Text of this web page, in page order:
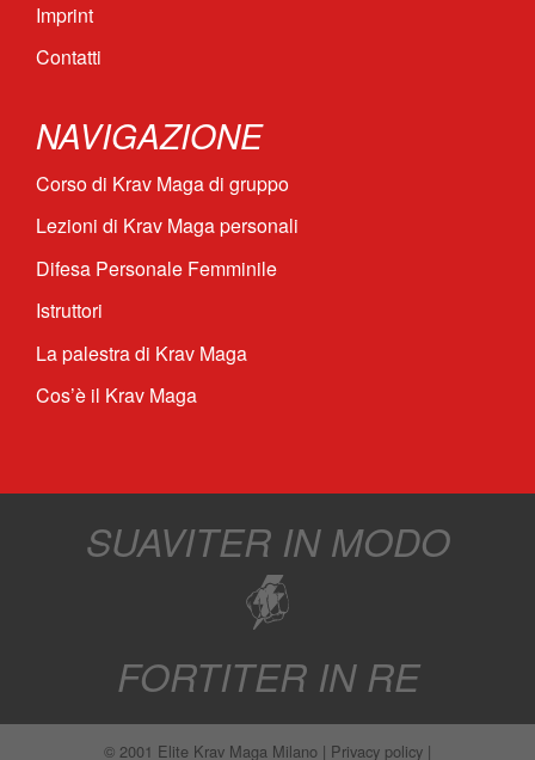
Imprint
Contatti
NAVIGAZIONE
Corso di Krav Maga di gruppo
Lezioni di Krav Maga personali
Difesa Personale Femminile
Istruttori
La palestra di Krav Maga
Cos’è il Krav Maga
SUAVITER IN MODO
FORTITER IN RE
© 2001 Elite Krav Maga Milano | Privacy policy |